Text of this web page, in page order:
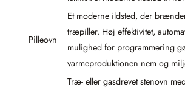
Pilleovn
Et moderne ildsted, der
træpiller. Høj effektivitet,
mulighed for programmering
varmeproduktionen nem og
Træ- eller gasdrevet stenovn